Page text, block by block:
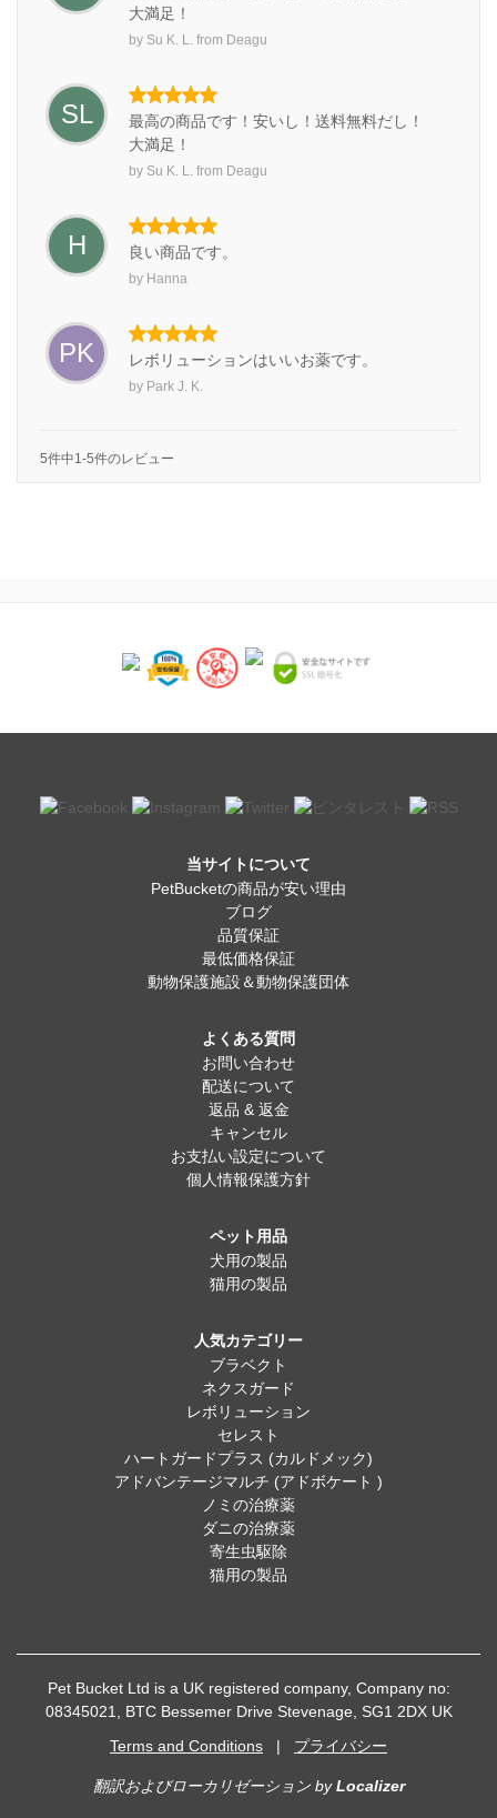
大満足！
by Su K. L. from Deagu
SL
最高の商品です！安いし！送料無料だし！
大満足！
by Su K. L. from Deagu
H 良い商品です。
by Hanna
PK レボリューションはいいお薬です。
by Park J. K.
5件中1-5件のレビュー
当サイトについて
PetBucketの商品が安い理由
ブログ
品質保証
最低価格保証
動物保護施設＆動物保護団体
よくある質問
お問い合わせ
配送について
返品 & 返金
キャンセル
お支払い設定について
個人情報保護方針
ペット用品
犬用の製品
猫用の製品
人気カテゴリー
ブラベクト
ネクスガード
レボリューション
セレスト
ハートガードプラス (カルドメック)
アドバンテージマルチ (アドボケート )
ノミの治療薬
ダニの治療薬
寄生虫駆除
猫用の製品
Pet Bucket Ltd is a UK registered company, Company no:
08345021, BTC Bessemer Drive Stevenage, SG1 2DX UK
Terms and Conditions | プライバシー
翻訳およびローカリゼーションbyLocalizer